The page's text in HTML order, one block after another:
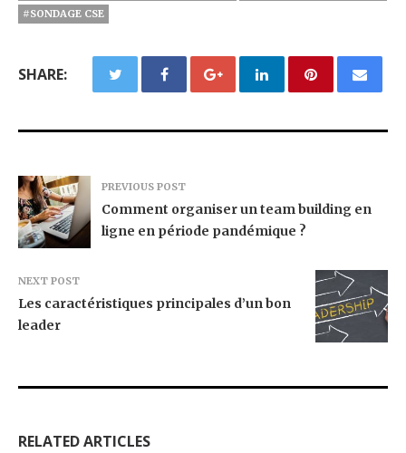
#SONDAGE CSE
SHARE:
PREVIOUS POST
Comment organiser un team building en
ligne en période pandémique ?
NEXT POST
Les caractéristiques principales d’un bon
leader
RELATED ARTICLES